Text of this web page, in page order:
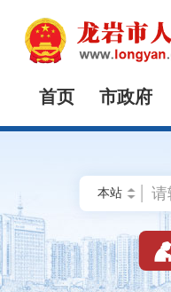
首页 市政府
